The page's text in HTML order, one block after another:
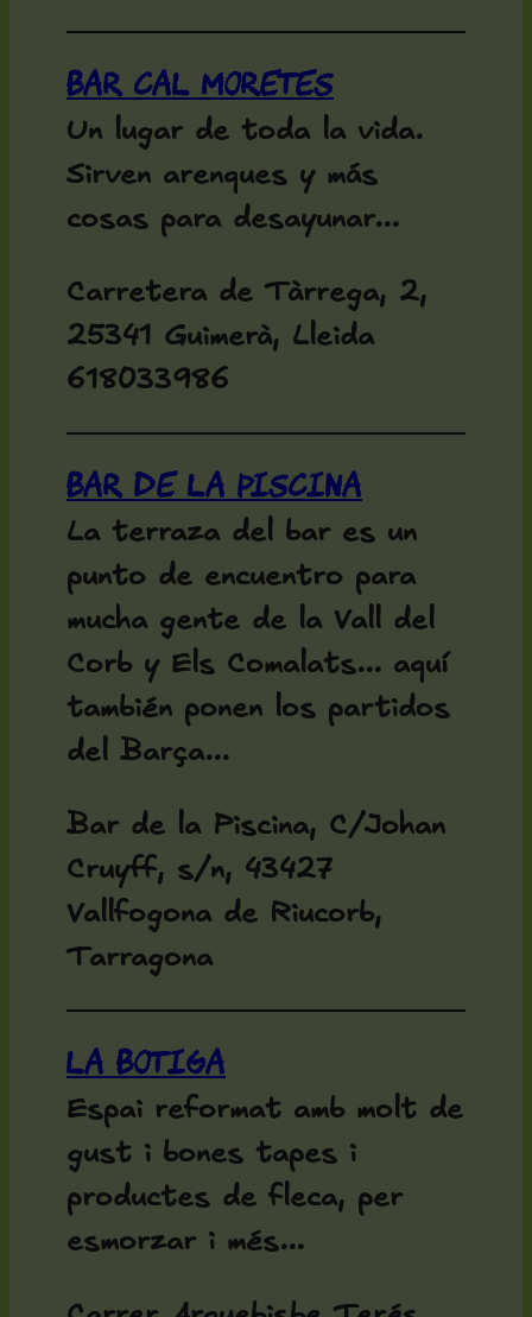
Bar Cal Moretes
Un lugar de toda la vida.
Sirven arenques y más
cosas para desayunar...
Carretera de Tàrrega, 2,
25341 Guimerà, Lleida
618033986
Bar de la Piscina
La terraza del bar es un
punto de encuentro para
mucha gente de la Vall del
Corb y Els Comalats... aquí
también ponen los partidos
del Barça...
Bar de la Piscina, C/Johan
Cruyff, s/n, 43427
Vallfogona de Riucorb,
Tarragona
La Botiga
Espai reformat amb molt de
gust i bones tapes i
productes de fleca, per
esmorzar i més...